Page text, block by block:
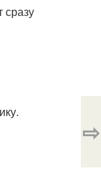
сразу
⇨